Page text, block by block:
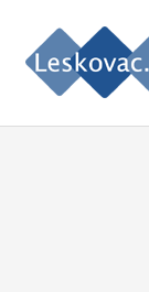
na
sadržaj